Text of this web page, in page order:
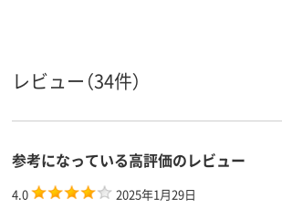
アスクル
商品環境
レビュー（34件）
参考になっている高評価のレビュー
4.0
2025年1月29日